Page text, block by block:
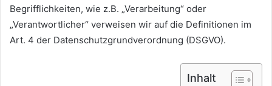
Begrifflichkeiten, wie z.B. „Verarbeitung“ oder
„Verantwortlicher“ verweisen wir auf die Definitionen im
Art. 4 der Datenschutzgrundverordnung (DSGVO).
Inhalt